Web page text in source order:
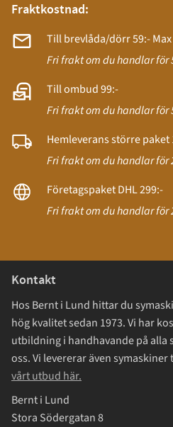
Fraktkostnad:
Till brevlåda/dörr 59:-
Fri frakt om du handlar för
Till ombud 99:-
Fri frakt om du handlar för
Hemleverans större paket
Fri frakt om du handlar för
Företagspaket DHL 299:-
Fri frakt om du handlar för
Kontakt
Hos Bernt i Lund hittar du
hög kvalitet sedan 1973. Vi har
utbildning i handhavande på alla
oss. Vi levererar även
vårt utbud här.
Bernt i Lund
Stora Södergatan 8